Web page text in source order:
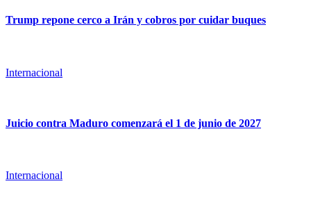
Trump repone cerco a Irán y cobros por cuidar buques
Internacional
Juicio contra Maduro comenzará el 1 de junio de 2027
Internacional